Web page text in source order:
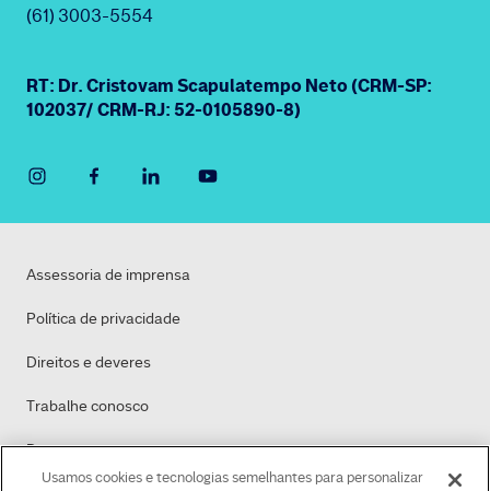
(61) 3003-5554
RT: Dr. Cristovam Scapulatempo Neto (CRM-SP:
102037/ CRM-RJ: 52-0105890-8)
Assessoria de imprensa
Política de privacidade
Direitos e deveres
Trabalhe conosco
Dasa
Usamos cookies e tecnologias semelhantes para personalizar